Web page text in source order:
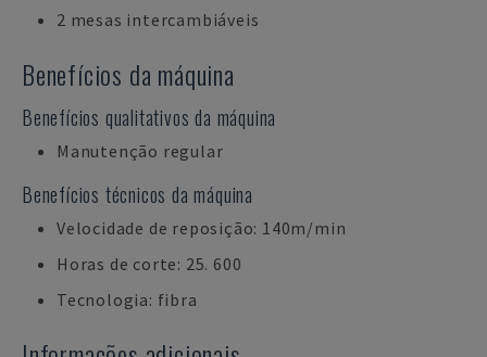
2 mesas intercambiáveis
Benefícios da máquina
Benefícios qualitativos da máquina
Manutenção regular
Benefícios técnicos da máquina
Velocidade de reposição: 140m/min
Horas de corte: 25. 600
Tecnologia: fibra